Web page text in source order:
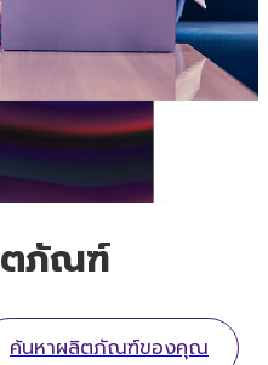
ภัณฑ์
ค้นหาผลิตภัณฑ์ของคุณ